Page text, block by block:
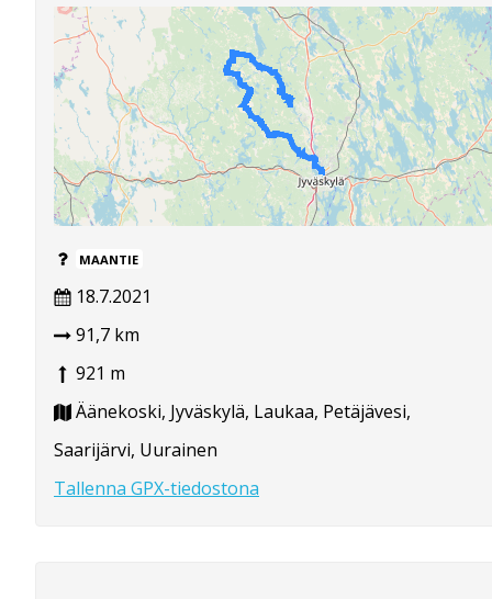
MAANTIE
18.7.2021
91,7 km
921 m
Äänekoski, Jyväskylä, Laukaa, Petäjävesi,
Saarijärvi, Uurainen
Tallenna GPX-tiedostona